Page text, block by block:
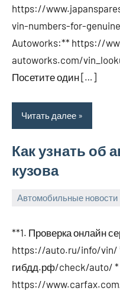
https://
vin-numbers-for-
Autoworks:** https://
autoworks.com/
Посетите один […]
Читать далее
Как узнать об
кузова
Автомобильные новости
2024
**1. Проверка онлайн
https://auto.ru/info/vin/
гибдд.рф/check/auto/
https://